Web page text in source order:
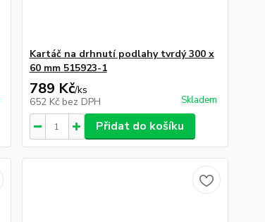
Kartáč na drhnutí podlahy tvrdý 300 x
60 mm 515923-1
789 Kč/ks
652 Kč bez DPH Skladem
Přidat do košíku